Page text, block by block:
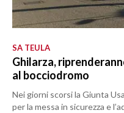
SA TEULA
Ghilarza,
al bocciodromo
Nei giorni scorsi la Giunta
per la messa in sicurezza e